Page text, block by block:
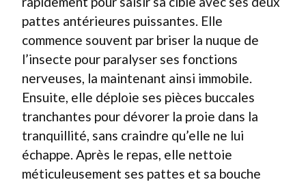
pattes antérieures puissantes. Elle
commence souvent par briser la nuque de
l’insecte pour paralyser ses fonctions
nerveuses, la maintenant ainsi immobile.
Ensuite, elle déploie ses pièces buccales
tranchantes pour dévorer la proie dans la
tranquillité, sans craindre qu’elle ne lui
échappe. Après le repas, elle nettoie
méticuleusement ses pattes et sa bouche